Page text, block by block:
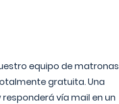
equipo de matronas
gratuita. Una
vía mail en un